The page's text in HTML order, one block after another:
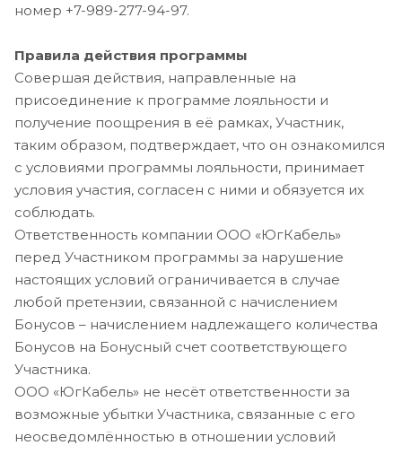
номер +7-989-277-94-97.
Правила действия программы
Совершая действия, направленные на
присоединение к программе лояльности и
получение поощрения в её рамках, Участник,
таким образом, подтверждает, что он ознакомился
с условиями программы лояльности, принимает
условия участия, согласен с ними и обязуется их
соблюдать.
Ответственность компании ООО «ЮгКабель»
перед Участником программы за нарушение
настоящих условий ограничивается в случае
любой претензии, связанной с начислением
Бонусов – начислением надлежащего количества
Бонусов на Бонусный счет соответствующего
Участника.
ООО «ЮгКабель» не несёт ответственности за
возможные убытки Участника, связанные с его
неосведомлённостью в отношении условий